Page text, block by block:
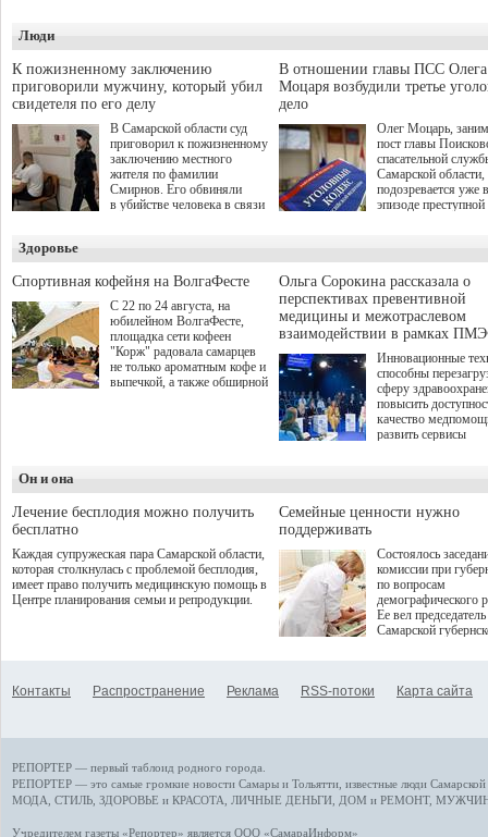
"Помощь фронту и семьям
участников СВО", которая
прошла в Отрадном 7
августа.
на трудоустройство
спокойную
мирной жизни.
Люди
К пожизненному заключению
приговорили мужчину, который убил
свидетеля по его делу
В Самарской области суд
приговорил к пожизненному
заключению местного
жителя по фамилии
Смирнов. Его обвиняли
в убийстве человека в связи
В отношении главы ПСС Олега
Моцаря возбудили третье
дело
Олег Моцарь,
пост главы
спасательной
Самарской области,
подозревается уже
эпизоде преступной
а сам он
Здоровье
Спортивная кофейня на ВолгаФесте
С 22 по 24 августа, на
юбилейном ВолгаФесте,
площадка сети кофеен
"Корж" радовала самарцев
не только ароматным кофе и
выпечкой, а также обширной
Ольга Сорокина рассказала о
перспективах превентивной
медицины и межотраслевом
взаимодействии в рамках
Инновационные
способны
сферу
повысить
качество
развить сервисы
определенными
К ним можно
возникающие при
данными
более динамичного
проникновения
сегмент
отраслевое
рассказала Ольга
ходе сессии
качества жизни" в
ПМЭФ 2025. В
Он и она
Лечение бесплодия можно получить
бесплатно
Каждая супружеская пара Самарской области,
которая столкнулась с проблемой бесплодия,
имеет право получить медицинскую помощь в
Центре планирования семьи и репродукции.
Семейные ценности нужно
поддерживать
Состоялось
комиссии при
по вопросам
демографического
Ее вел председатель
Самарской
Контакты Распространение Реклама RSS-потоки Карта сайта
РЕПОРТЕР — первый таблоид родного города.
РЕПОРТЕР — это самые громкие новости Самары и Тольятти, известные люди
МОДА, СТИЛЬ ЗДОРОВЬЕ и КРАСОТА ЛИЧНЫЕ ДЕНЬГИ ДОМ и РЕМОНТ,
Учредителем газеты «Репортер» является ООО «СамараИнформ»